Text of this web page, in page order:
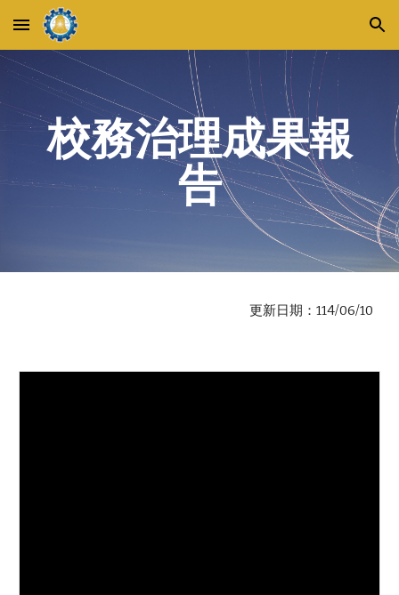
Skip to main content Skip to navigation
校務治理成果報
告
更新日期：114/06/10